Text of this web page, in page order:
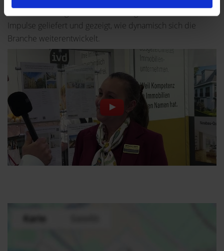
Impulse geliefert und gezeigt, wie dynamisch sich die
Branche weiterentwickelt.